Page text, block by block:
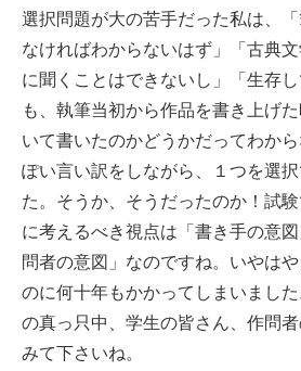
選択問題が大の苦手だった私は、
なければわからないはず」「古典
に聞くことはできないし」「生存
も、執筆当初から作品を書き上げ
いて書いたのかどうかだってわか
ぽい言い訳をしながら、１つを選
た。そうか、そうだったのか！試
に考えるべき視点は「書き手の意
問者の意図」なのですね。いやは
のに何十年もかかってしまいまし
の真っ只中、学生の皆さん、作問
みて下さいね。